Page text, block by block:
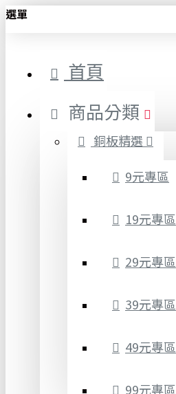
選單
首頁
商品分類
銅板精選
9元專區
19元專區
29元專區
39元專區
49元專區
99元專區